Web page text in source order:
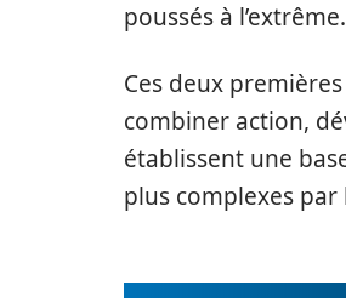
poussés à l’extrême.
Ces deux
combiner action,
établissent une
plus complexes par